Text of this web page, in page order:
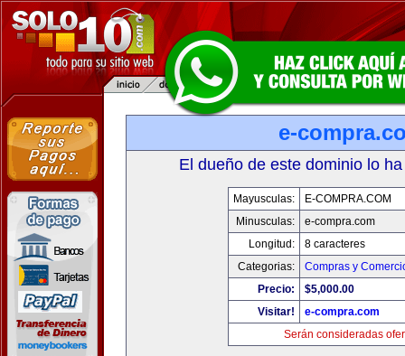
e-
El dueño de este dominio lo
Mayusculas:
E-COMPRA.COM
Minusculas:
e-compra.com
Longitud:
8 caracteres
Categorias:
Compras y
Precio:
$5,000.00
Visitar!
e-compra.com
Serán consideradas